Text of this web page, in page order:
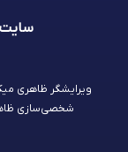
ویرایشگر ظاهری
شخصی‌سازی